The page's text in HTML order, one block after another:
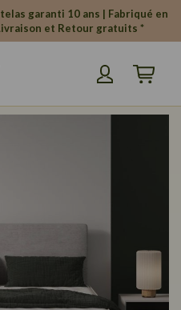
garanti 10 ans | Fabriqué en
et Retour gratuits *
Mon